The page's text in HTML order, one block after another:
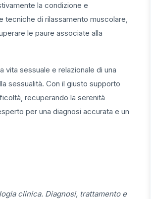
la condizione e
tecniche di rilassamento muscolare,
le paure associate alla
vita sessuale e relazionale di una
sessualità. Con il giusto supporto
recuperando la serenità
per una diagnosi accurata e un
clinica. Diagnosi, trattamento e